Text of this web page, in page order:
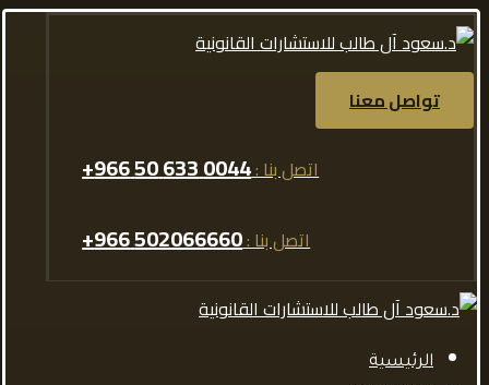
تواصل معنا
اتصل بنا :0044 633 50 966+
اتصل بنا :502066660 966+
الرئيسية